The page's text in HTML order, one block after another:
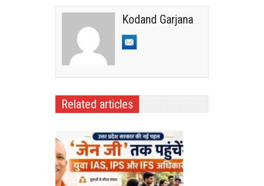
Kodand Garjana
Related articles